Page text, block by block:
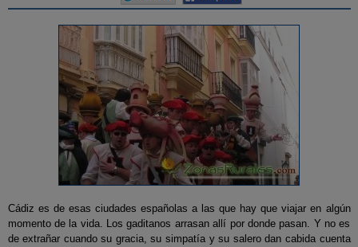
Cádiz es de esas ciudades españolas a las que hay que viajar en algún
momento de la vida. Los gaditanos arrasan allí por donde pasan. Y no es
de extrañar cuando su gracia, su simpatía y su salero dan cabida cuenta